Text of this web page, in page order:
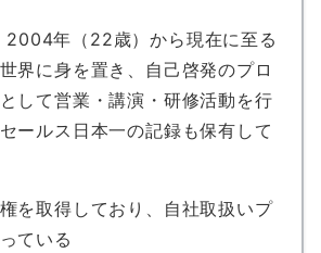
2004年（22歳）から現在に至る
界に身を置き、自己啓発のプロ
して営業・講演・研修活動を行
ールス日本一の記録も保有して
を取得しており、自社取扱いプ
ている